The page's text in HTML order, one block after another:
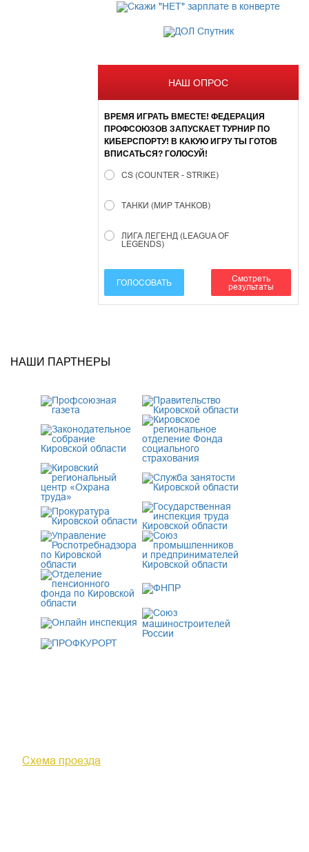
НАШ ОПРОС
ВРЕМЯ ИГРАТЬ ВМЕСТЕ! ФЕДЕРАЦИЯ
ПРОФСОЮЗОВ ЗАПУСКАЕТ ТУРНИР ПО
КИБЕРСПОРТУ! В КАКУЮ ИГРУ ТЫ ГОТОВ
ВПИСАТЬСЯ? ГОЛОСУЙ!
CS (COUNTER - STRIKE)
ТАНКИ (МИР ТАНКОВ)
ЛИГА ЛЕГЕНД (LEAGUA OF
LEGENDS)
ГОЛОСОВАТЬ
Смотреть
результаты
НАШИ ПАРТНЕРЫ
Схема проезда